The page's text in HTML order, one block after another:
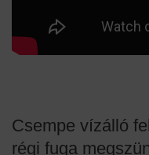
Csempe vízálló
régi fuga